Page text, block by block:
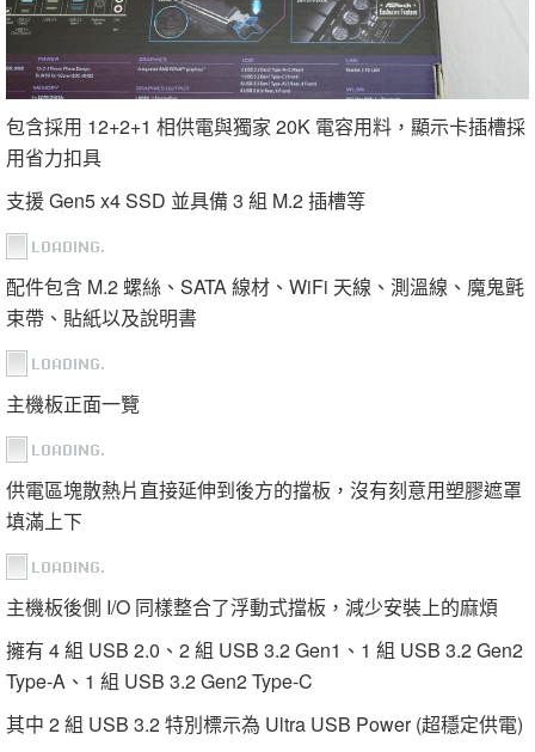
包含採用 12+2+1 相供電與獨家 20K 電容用料，顯示卡插槽採
用省力扣具
支援 Gen5 x4 SSD 並具備 3 組 M.2 插槽等
配件包含 M.2 螺絲、SATA 線材、WiFi 天線、測溫線、魔鬼氈
束帶、貼紙以及說明書
主機板正面一覽
供電區塊散熱片直接延伸到後方的擋板，沒有刻意用塑膠遮罩
填滿上下
主機板後側 I/O 同樣整合了浮動式擋板，減少安裝上的麻煩
擁有 4 組 USB 2.0、2 組 USB 3.2 Gen1、1 組 USB 3.2 Gen2
Type-A、1 組 USB 3.2 Gen2 Type-C
其中 2 組 USB 3.2 特別標示為 Ultra USB Power (超穩定供電)